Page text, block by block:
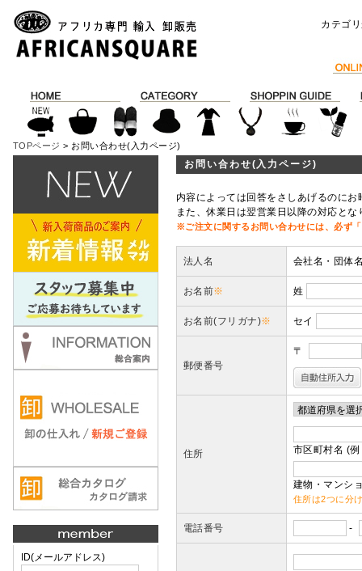
カテゴ
TOPページ > お問い合わせ(入力ページ)
ID(メールアドレス)
お問い合わせ(入力ページ)
内容によっては回答をさしあげるのに
また、休業日は翌営業日以降の対応と
※ご注文に関するお問い合わせには、必ず
法人名 会社名・団体
お名前※ 姓
お名前(フリガナ)※ セイ
郵便番号
〒
住所 市区町村名 (
建物・マンシ
住所は2つに分
電話番号 -